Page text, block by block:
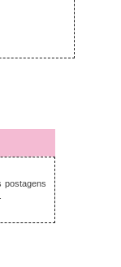
21, 2018
postagens